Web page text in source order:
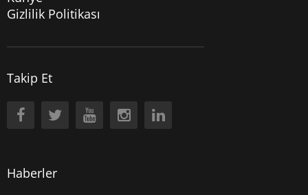
Gizlilik Politikası
Takip Et
Haberler